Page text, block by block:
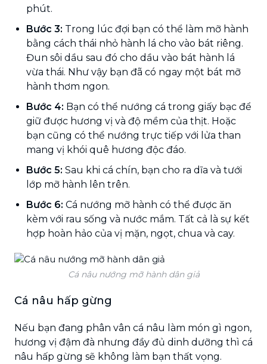
phút.
Bước 3: Trong lúc đợi bạn có thể làm mỡ hành
bằng cách thái nhỏ hành lá cho vào bát riêng.
Đun sôi dầu sau đó cho dầu vào bát hành lá
vừa thái. Như vậy bạn đã có ngay một bát mỡ
hành thơm ngon.
Bước 4: Bạn có thể nướng cá trong giấy bạc để
giữ được hương vị và độ mềm của thịt. Hoặc
bạn cũng có thể nướng trực tiếp với lửa than
mang vị khói quê hương độc đáo.
Bước 5: Sau khi cá chín, bạn cho ra dĩa và tưới
lớp mỡ hành lên trên.
Bước 6: Cá nướng mỡ hành có thể được ăn
kèm với rau sống và nước mắm. Tất cả là sự kết
hợp hoàn hảo của vị mặn, ngọt, chua và cay.
Cá nâu nướng mỡ hành dân giả
Cá nâu hấp gừng
Nếu bạn đang phân vân cá nâu làm món gì ngon,
hương vị đậm đà nhưng đầy đủ dinh dưỡng thì cá
nâu hấp gừng sẽ không làm bạn thất vọng.